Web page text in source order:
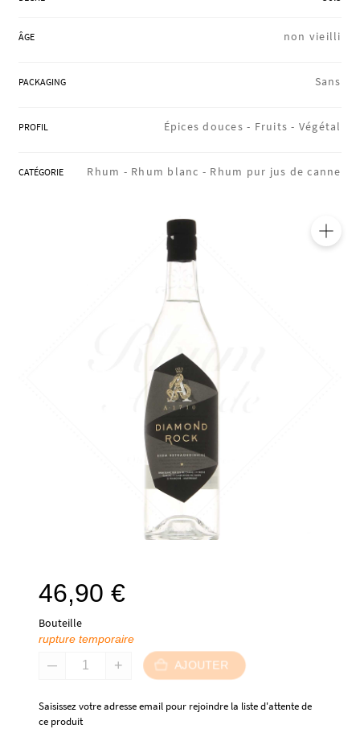
COFFRETS & CADEAUX
ÂGE non vieilli
PACKAGING Sans
PROFIL Épices douces - Fruits - Végétal
CATÉGORIE Rhum - Rhum blanc - Rhum pur jus de canne
46,90 €
Bouteille
rupture temporaire
AJOUTER
Saisissez votre adresse email pour rejoindre la liste d'attente de
ce produit